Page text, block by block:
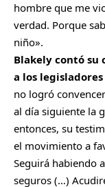
hombre que me
verdad. Porque
niño».
Blakely contó su
a los
no logró
al día siguiente la
entonces, su
el movimiento a
Seguirá habiendo
seguros (…)